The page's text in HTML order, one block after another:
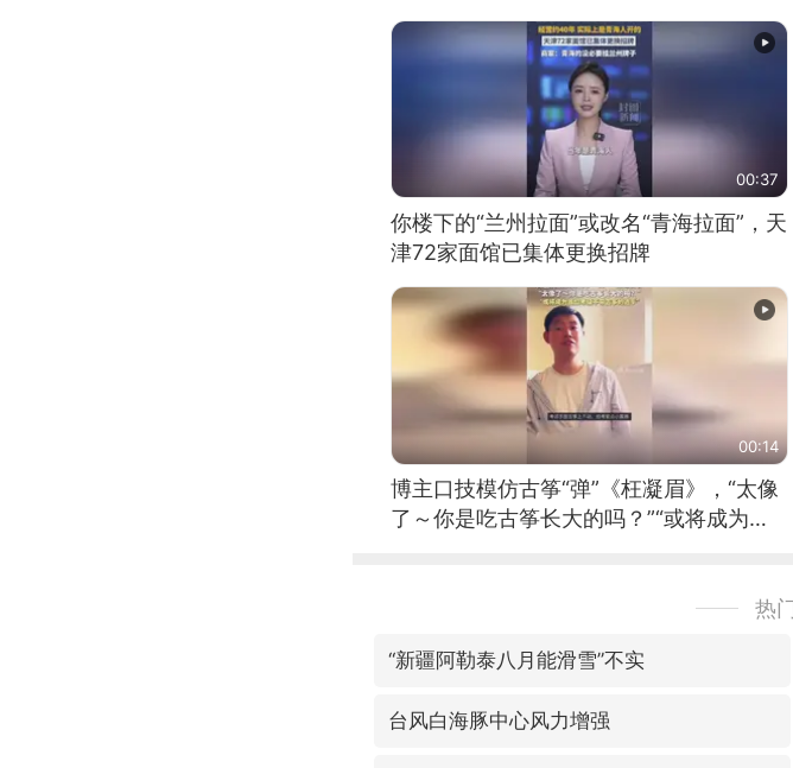
00:37
你楼下的“兰州拉面”或改名“青海拉面”，天
津72家面馆已集体更换招牌
00:14
博主口技模仿古筝“弹”《枉凝眉》，“太像
了～你是吃古筝长大的吗？”“或将成为首
热
“新疆阿勒泰八月能滑雪”不实
台风白海豚中心风力增强